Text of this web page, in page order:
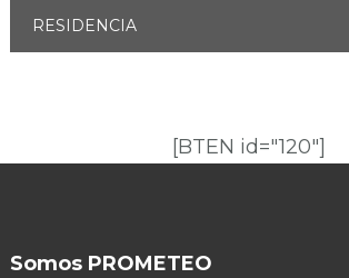
RESIDENCIA
[BTEN id="120"]
Somos PROMETEO